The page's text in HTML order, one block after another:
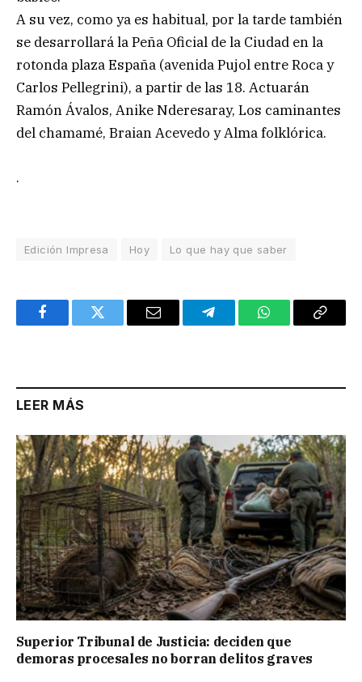
A su vez, como ya es habitual, por la tarde también
se desarrollará la Peña Oficial de la Ciudad en la
rotonda plaza España (avenida Pujol entre Roca y
Carlos Pellegrini), a partir de las 18. Actuarán
Ramón Ávalos, Anike Nderesaray, Los caminantes
del chamamé, Braian Acevedo y Alma folklórica.
.
Edición Impresa Hoy Lo que hay que saber
FacebookTwitter Email TelegramWhatsAppCopy
LEER MÁS
Superior Tribunal de Justicia: deciden que
demoras procesales no borran delitos graves